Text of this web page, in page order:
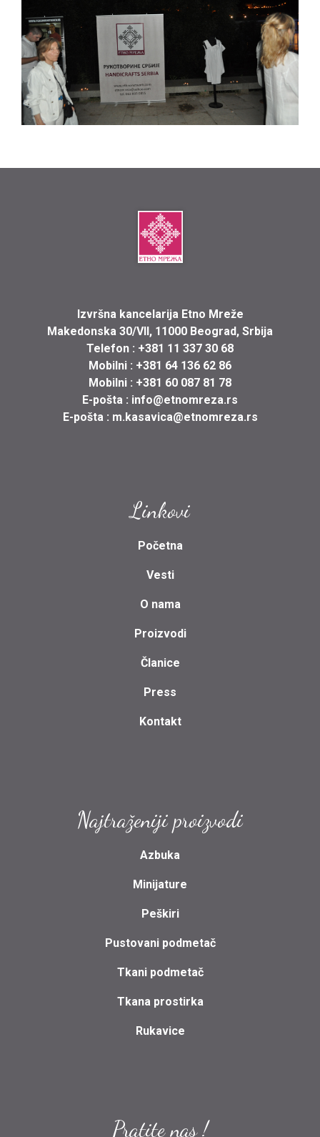
Izvršna kancelarija Etno Mreže
Makedonska 30/VII, 11000 Beograd, Srbija
Telefon : +381 11 337 30 68
Mobilni : +381 64 136 62 86
Mobilni : +381 60 087 81 78
E-pošta : info@etnomreza.rs
E-pošta : m.kasavica@etnomreza.rs
Linkovi
Početna
Vesti
O nama
Proizvodi
Članice
Press
Kontakt
Najtraženiji proizvodi
Azbuka
Minijature
Peškiri
Pustovani podmetač
Tkani podmetač
Tkana prostirka
Rukavice
Pratite nas !